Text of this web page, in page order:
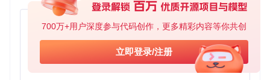
700万+用户深度参与代码创作，更多精彩内容等你共创
立即登录/注册
4. 可对账号进行删除、重命名等操作，以保持账号列表的整
💡 重要提示：为保证账号安全，WaveTools采用本地加密存储
账号信息，不会上传至任何服务器。
： 问：最多可以添加多少个账号？ 答：WaveTool
py-xiaozhi
基于Python的Xiaozhi AI，适用于想要完整Xiaozhi体验而无需拥有专用硬件的用户。
Python
0 1